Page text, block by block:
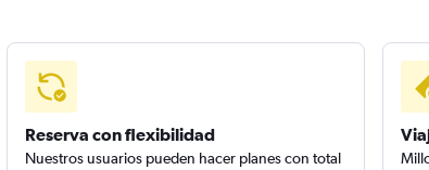
Reserva con flexibilidad
Nuestros usuarios pueden hacer planes con total